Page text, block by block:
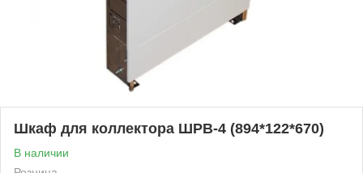
Шкаф для коллектора ШРВ-4 (894*122*670)
В наличии